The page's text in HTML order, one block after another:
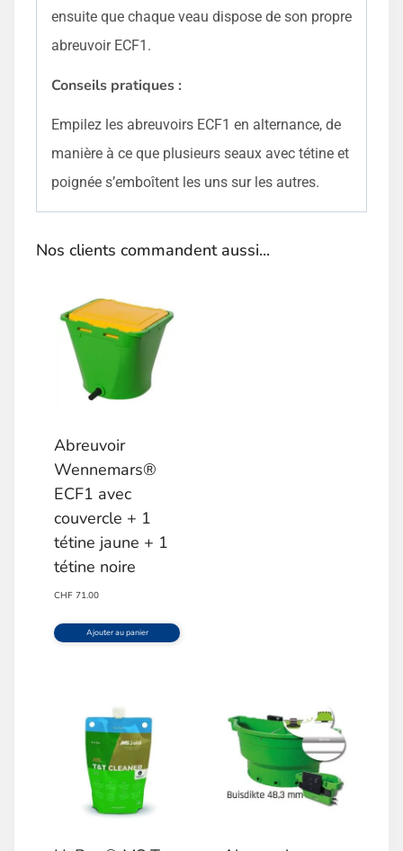
ensuite que chaque veau dispose de son propre
abreuvoir ECF1.
Conseils pratiques :
Empilez les abreuvoirs ECF1 en alternance, de
manière à ce que plusieurs seaux avec tétine et
poignée s’emboîtent les uns sur les autres.
Nos clients commandent aussi...
Abreuvoir
Wennemars®
ECF1 avec
couvercle + 1
tétine jaune + 1
tétine noire
CHF 71.00
Ajouter au panier